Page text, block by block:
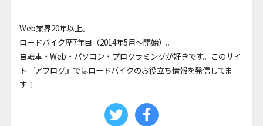
Web業界20年以上。
ロードバイク歴7年目（2014年5月〜開始）。
自転車・Web・パソコン・プログラミングが好きです。このサイ
ト『アフログ』ではロードバイクのお役立ち情報を発信してま
す！